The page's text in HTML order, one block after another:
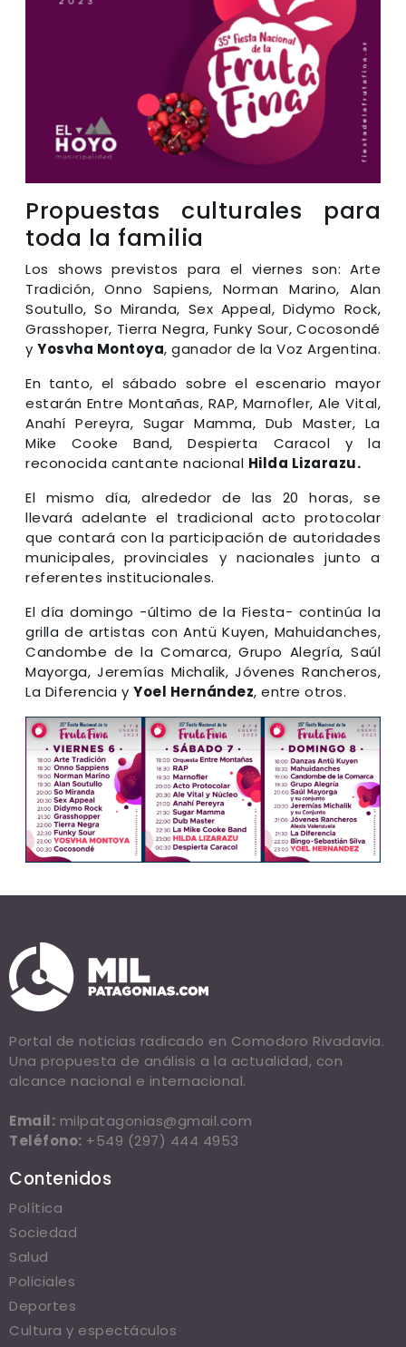
Propuestas culturales para
toda la familia
Los shows previstos para el viernes son: Arte
Tradición, Onno Sapiens, Norman Marino, Alan
Soutullo, So Miranda, Sex Appeal, Didymo Rock,
Grasshoper, Tierra Negra, Funky Sour, Cocosondé
y Yosvha Montoya, ganador de la Voz Argentina.
En tanto, el sábado sobre el escenario mayor
estarán Entre Montañas, RAP, Marnofler, Ale Vital,
Anahí Pereyra, Sugar Mamma, Dub Master, La
Mike Cooke Band, Despierta Caracol y la
reconocida cantante nacional Hilda Lizarazu.
El mismo día, alrededor de las 20 horas, se
llevará adelante el tradicional acto protocolar
que contará con la participación de autoridades
municipales, provinciales y nacionales junto a
referentes institucionales.
El día domingo -último de la Fiesta- continúa la
grilla de artistas con Antü Kuyen, Mahuidanches,
Candombe de la Comarca, Grupo Alegría, Saúl
Mayorga, Jeremías Michalik, Jóvenes Rancheros,
La Diferencia y Yoel Hernández, entre otros.
Portal de noticias radicado en Comodoro Rivadavia.
Una propuesta de análisis a la actualidad, con
alcance nacional e internacional.
Email: milpatagonias@gmail.com
Teléfono: +549 (297) 444 4953
Contenidos
Política
Sociedad
Salud
Policiales
Deportes
Cultura y espectáculos